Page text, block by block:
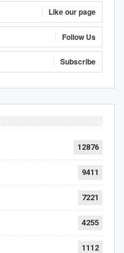
Like our page
Follow Us
Subscribe
12876
9411
7221
4255
1112